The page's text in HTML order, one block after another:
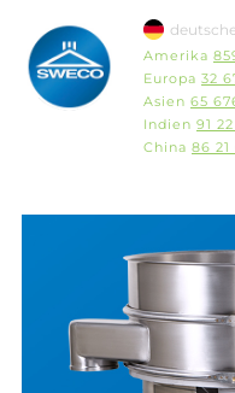
Amerika
Europa 32
Asien 65
Indien 91
China 86 21